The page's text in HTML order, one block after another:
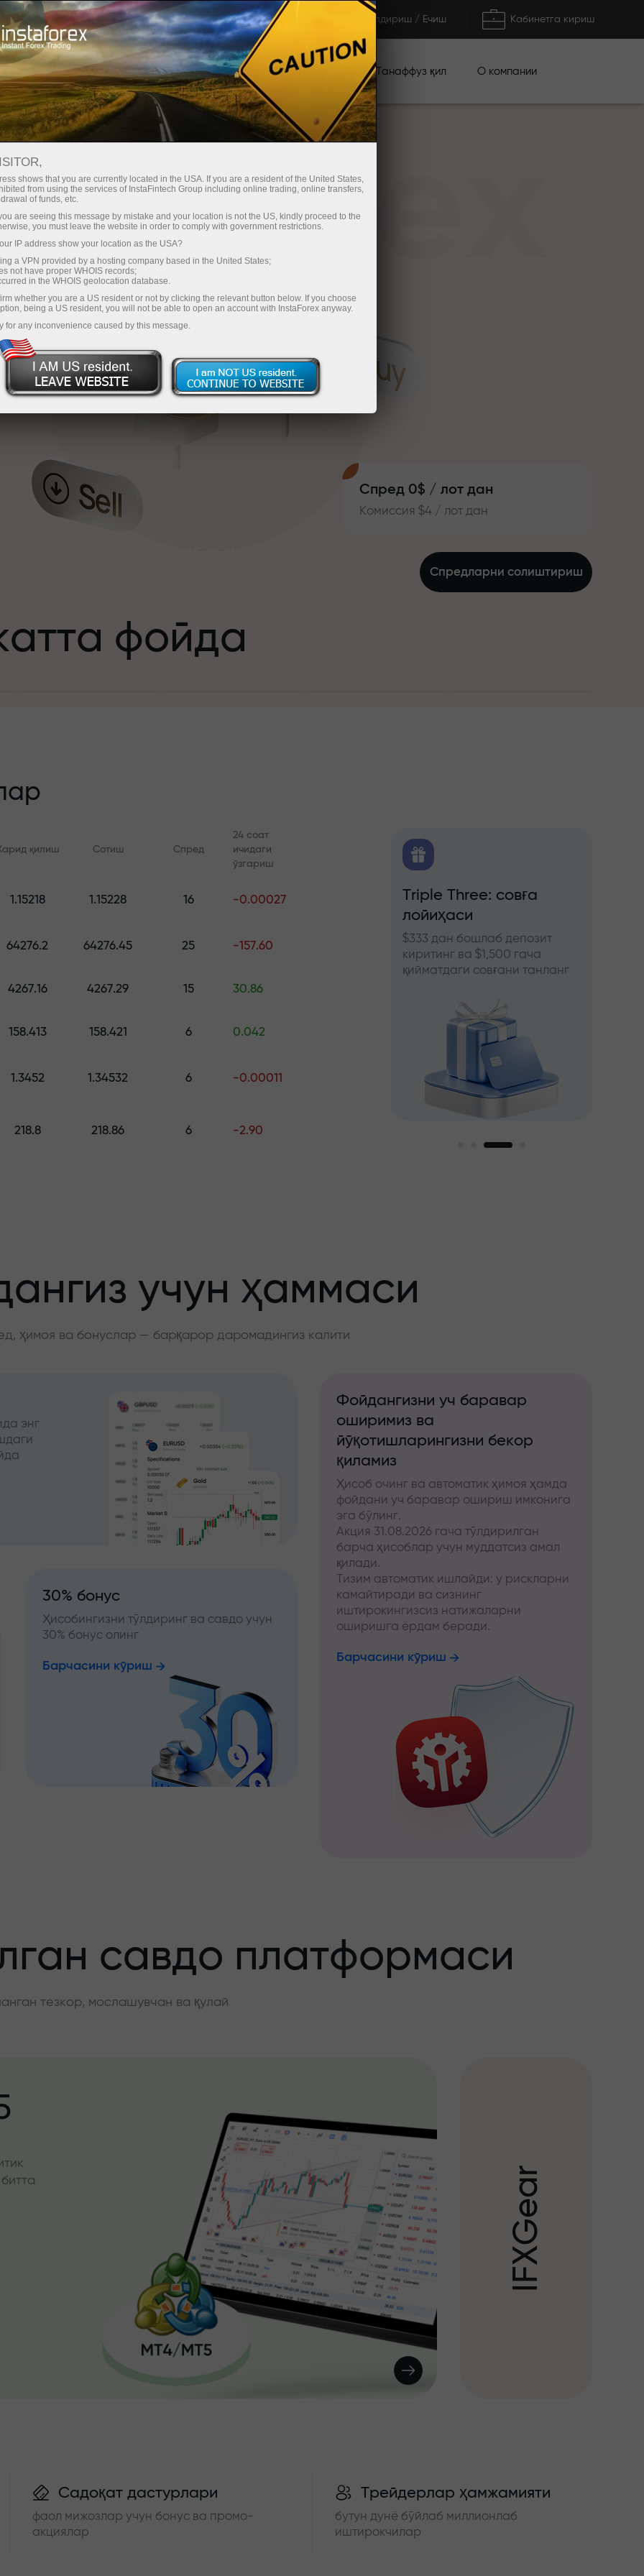
Ҳисоб-варағини тез очиш Савдо платформаси Тўлдириш / Ечиш Кабинетга кириш
Энди иш
учун
Инвесторлар
учун
Ҳамкорлар учун Промоакциялар Танаффуз қил О компании
Спред 0$ / лот дан
Комиссия $4 / лот дан
фойда
учун
жекпоти
— $1,500 гача қийматдаги совғани танланг
қилинг —
— бозордаги
Спредларни солиштириш
қилиш Сотиш Спред
24 соат
ичидаги
ўзгариш
1.15218 1.15228 16 -0.00027
64276.2 64276.45 25 -157.60
4267.16 4267.29 15 30.86
158.413 158.421 6 0.042
1.3452 1.34532 6 -0.00011
218.8 218.86 6 -2.90
Онлайн курслар
курслар ва вебинарлар
FX.CO билан аналитика
Triple Three: совға
лойиҳаси
$333 дан бошлаб депозит
киритинг ва $1,500 гача
қийматдаги совғани танланг
учун ҳаммаси
ҳимоя ва бонуслар — барқарор даромадингиз калити
энг
30% бонус
Ҳисобингизни тўлдиринг ва савдо учун
30% бонус олинг
Барчасини кўриш
Фойдангизни уч баравар
оширимиз ва
йўқотишларингизни бекор
қиламиз
Ҳисоб очинг ва автоматик ҳимоя ҳамда
фойдани уч баравар ошириш имконига
эга бўлинг.
Акция 31.08.2026 гача тўлдирилган
барча ҳисоблар учун муддатсиз амал
қилади.
Тизим автоматик ишлайди: у рискларни
камайтиради ва сизнинг
иштирокингизсиз натижаларни
оширишга ёрдам беради.
Барчасини кўриш
савдо платформаси
тезкор, мослашувчан ва қулай
I
F
X
G
e
a
r
Садоқат дастурлари
фаол мижозлар учун бонус ва промо-
акциялар
Трейдерлар ҳамжамияти
бутун дунё бўйлаб миллионлаб
иштирокчилар
shows that you are currently located in the USA. If you are a resident of the United States,
from using the services of InstaFintech Group including online trading, online transfers,
of funds, etc.
are seeing this message by mistake and your location is not the US, kindly proceed to the
you must leave the website in order to comply with government restrictions.
IP address show your location as the USA?
a VPN provided by a hosting company based in the United States;
not have proper WHOIS records;
in the WHOIS geolocation database.
whether you are a US resident or not by clicking the relevant button below. If you choose
being a US resident, you will not be able to open an account with InstaForex anyway.
for any inconvenience caused by this message.